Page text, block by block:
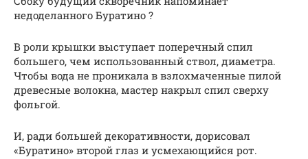
недоделанного Буратино ?
В роли крышки выступает поперечный спил
большего, чем использованный ствол, диаметра.
Чтобы вода не проникала в взлохмаченные пилой
древесные волокна, мастер накрыл спил сверху
фольгой.
И, ради большей декоративности, дорисовал
«Буратино» второй глаз и усмехающийся рот.